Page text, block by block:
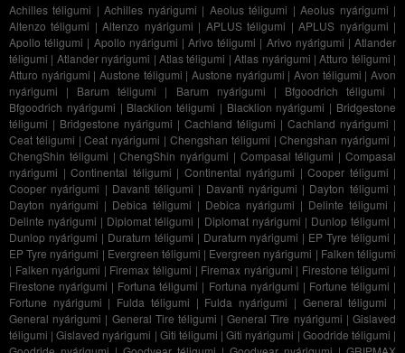
Achilles téligumi |Achilles nyárigumi | Aeolus téligumi |Aeolus nyárigumi |
Altenzo téligumi |Altenzo nyárigumi | APLUS téligumi |APLUS nyárigumi |
Apollo téligumi | Apollo nyárigumi |Arivo téligumi | Arivo nyárigumi |Atlander
téligumi | Atlander nyárigumi | Atlas téligumi |Atlas nyárigumi |Atturo téligumi |
Atturo nyárigumi |Austone téligumi |Austone nyárigumi |Avon téligumi |Avon
nyárigumi | Barum téligumi | Barum nyárigumi | Bfgoodrich téligumi |
Bfgoodrich nyárigumi | Blacklion téligumi | Blacklion nyárigumi | Bridgestone
téligumi | Bridgestone nyárigumi | Cachland téligumi | Cachland nyárigumi |
Ceat téligumi |Ceat nyárigumi | Chengshan téligumi |Chengshan nyárigumi |
ChengShin téligumi |ChengShin nyárigumi | Compasal téligumi |Compasal
nyárigumi | Continental téligumi | Continental nyárigumi | Cooper téligumi |
Cooper nyárigumi | Davanti téligumi | Davanti nyárigumi | Dayton téligumi |
Dayton nyárigumi | Debica téligumi | Debica nyárigumi | Delinte téligumi |
Delinte nyárigumi | Diplomat téligumi | Diplomat nyárigumi | Dunlop téligumi |
Dunlop nyárigumi | Duraturn téligumi | Duraturn nyárigumi | EP Tyre téligumi |
EP Tyre nyárigumi | Evergreen téligumi | Evergreen nyárigumi | Falken téligumi
| Falken nyárigumi | Firemax téligumi | Firemax nyárigumi | Firestone téligumi |
Firestone nyárigumi | Fortuna téligumi | Fortuna nyárigumi | Fortune téligumi |
Fortune nyárigumi | Fulda téligumi | Fulda nyárigumi | General téligumi |
General nyárigumi | General Tire téligumi |General Tire nyárigumi |Gislaved
téligumi |Gislaved nyárigumi | Giti téligumi |Giti nyárigumi | Goodride téligumi |